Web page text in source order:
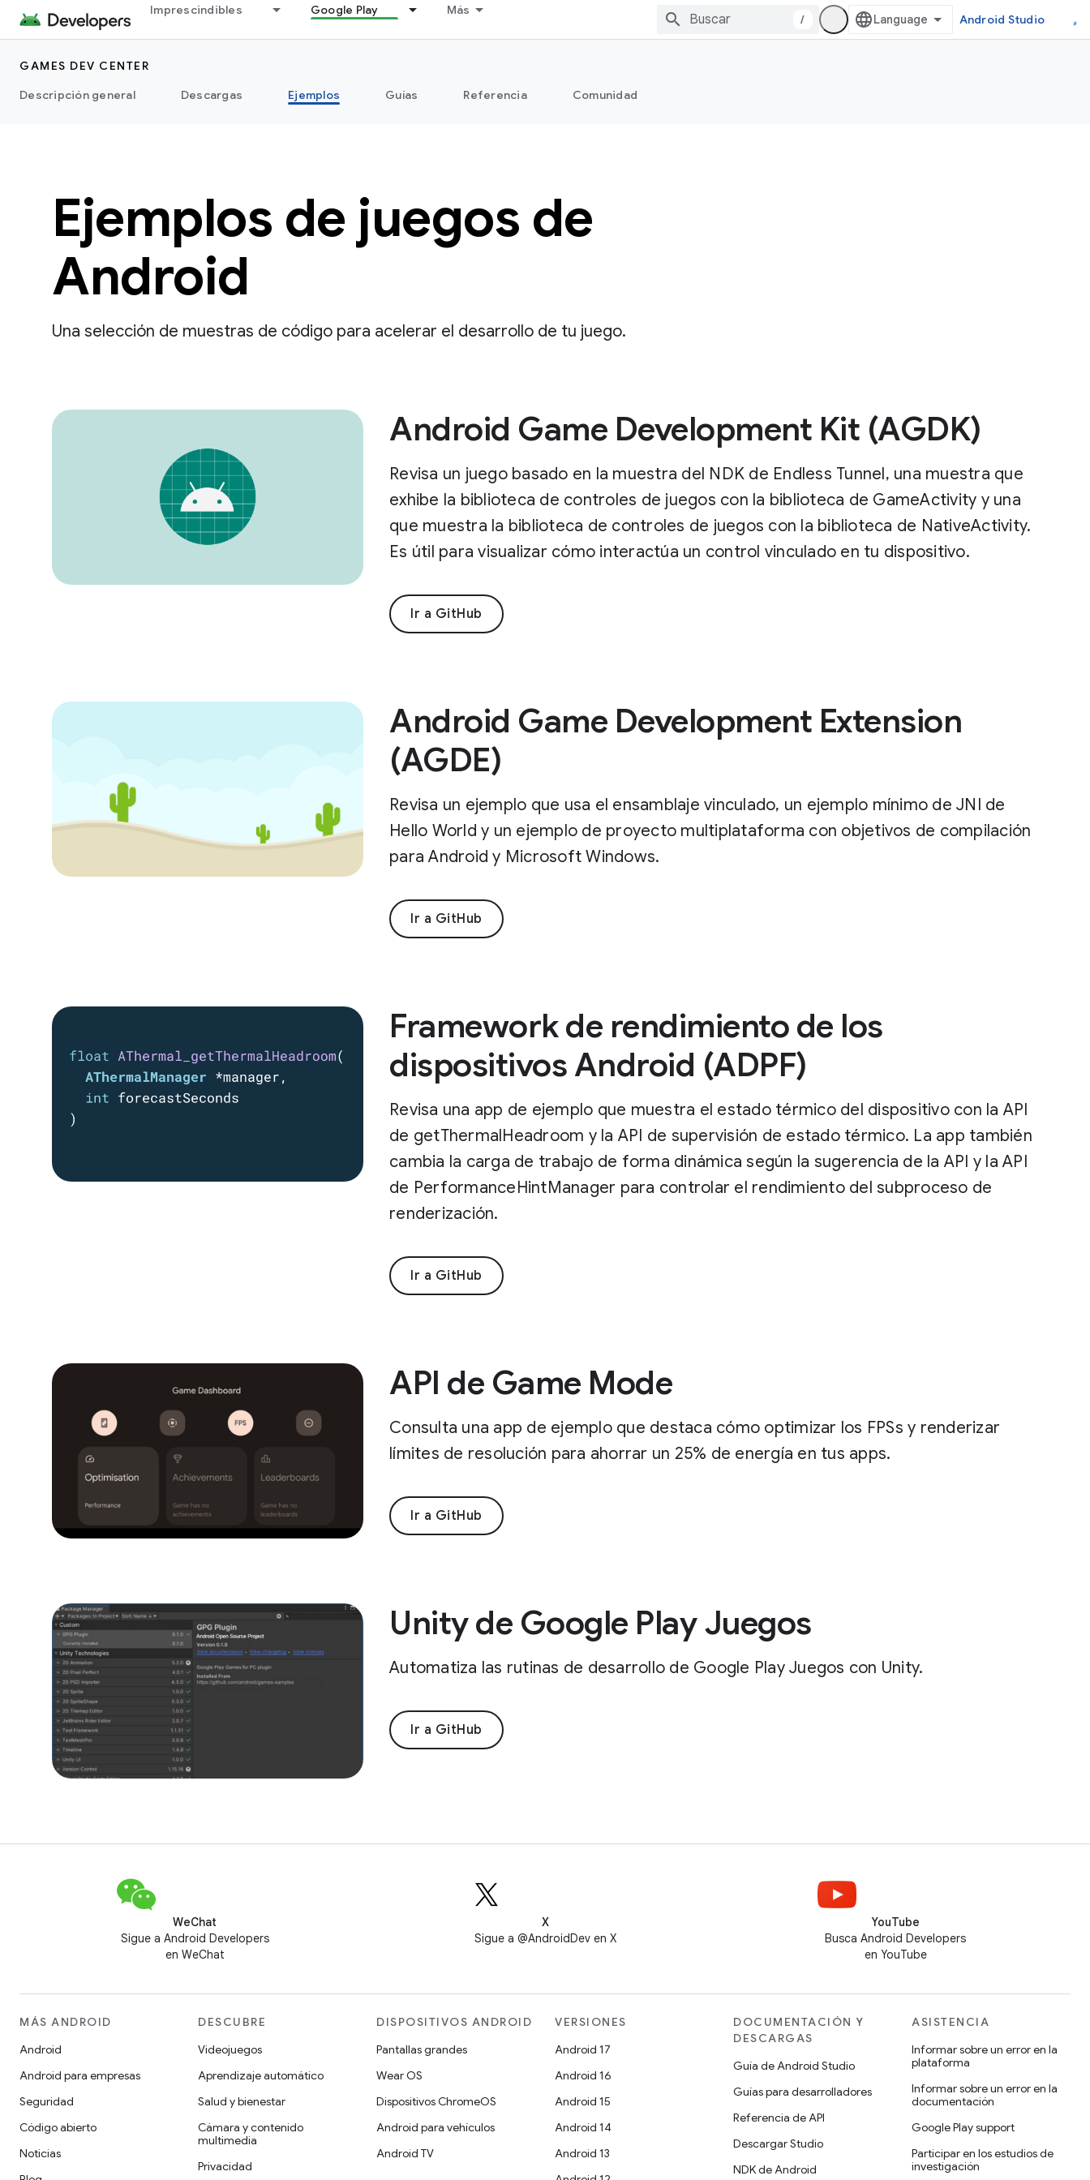
Imprescindibles Google Play Más
/ Android Studio
GAMES DEV CENTER
Descripción general
Descargas Ejemplos Guías Referencia Comunidad
Ejemplos de juegos de
Android
Una selección de muestras de código para acelerar el desarrollo de tu juego.
Android Game Development Kit (AGDK)
Revisa un juego basado en la muestra del NDK de Endless Tunnel, una muestra que
exhibe la biblioteca de controles de juegos con la biblioteca de GameActivity y una
que muestra la biblioteca de controles de juegos con la biblioteca de NativeActivity.
Es útil para visualizar cómo interactúa un control vinculado en tu dispositivo.
Ir a GitHub
Android Game Development Extension
(AGDE)
Revisa un ejemplo que usa el ensamblaje vinculado, un ejemplo mínimo de JNI de
Hello World y un ejemplo de proyecto multiplataforma con objetivos de compilación
para Android y Microsoft Windows.
Ir a GitHub
Framework de rendimiento de los
dispositivos Android (ADPF)
Revisa una app de ejemplo que muestra el estado térmico del dispositivo con la API
de getThermalHeadroom y la API de supervisión de estado térmico. La app también
cambia la carga de trabajo de forma dinámica según la sugerencia de la API y la API
de PerformanceHintManager para controlar el rendimiento del subproceso de
renderización.
Ir a GitHub
API de Game Mode
Consulta una app de ejemplo que destaca cómo optimizar los FPSs y renderizar
límites de resolución para ahorrar un 25% de energía en tus apps.
Ir a GitHub
Unity de Google Play Juegos
Automatiza las rutinas de desarrollo de Google Play Juegos con Unity.
Ir a GitHub
WeChat
Sigue a Android Developers
en WeChat
X
Sigue a @AndroidDev en X
YouTube
Busca Android Developers
en YouTube
MÁS ANDROID
Android
Android para empresas
Seguridad
Código abierto
Noticias
DESCUBRE
Videojuegos
Aprendizaje automático
Salud y bienestar
Cámara y contenido
multimedia
Privacidad
DISPOSITIVOS ANDROID
Pantallas grandes
Wear OS
Dispositivos ChromeOS
Android para vehículos
Android TV
VERSIONES
Android 17
Android 16
Android 15
Android 14
Android 13
DOCUMENTACIÓN Y
DESCARGAS
Guía de Android Studio
Guías para desarrolladores
Referencia de API
Descargar Studio
NDK de Android
ASISTENCIA
Informar sobre un error en la
plataforma
Informar sobre un error en la
documentación
Google Play support
Participar en los estudios de
investigación